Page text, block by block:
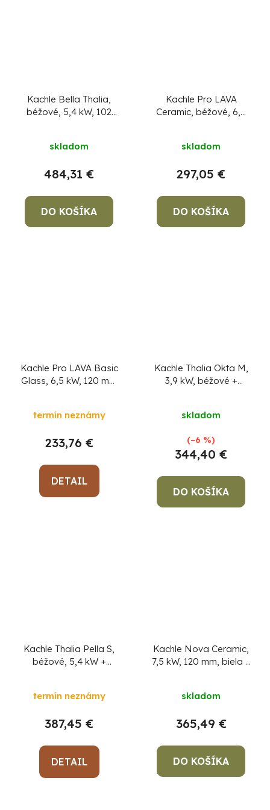
Kachle Bella Thalia,
béžové, 5,4 kW, 102
zadarmohodnotenie
je
5,0
z
5
skladom
484,31 €
DO KOŠÍKA
Kachle Pro LAVA
Ceramic, béžové, 6,5
hodnotenie
je
3,0
z
5
skladom
297,05 €
DO KOŠÍKA
Kachle Pro LAVA Basic
Glass, 6,5 kW, 120 mm
termín neznámy
233,76 €
DETAIL
Kachle Thalia Okta M,
3,9 kW, béžové +
skladom
344,40 €
(–6 %)
DO KOŠÍKA
Kachle Thalia Pella S,
béžové, 5,4 kW +
termín neznámy
387,45 €
DETAIL
Kachle Nova Ceramic,
7,5 kW, 120 mm, biela +
skladom
365,49 €
DO KOŠÍKA